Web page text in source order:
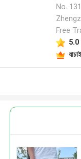
আমরা
No.
Free
5.0